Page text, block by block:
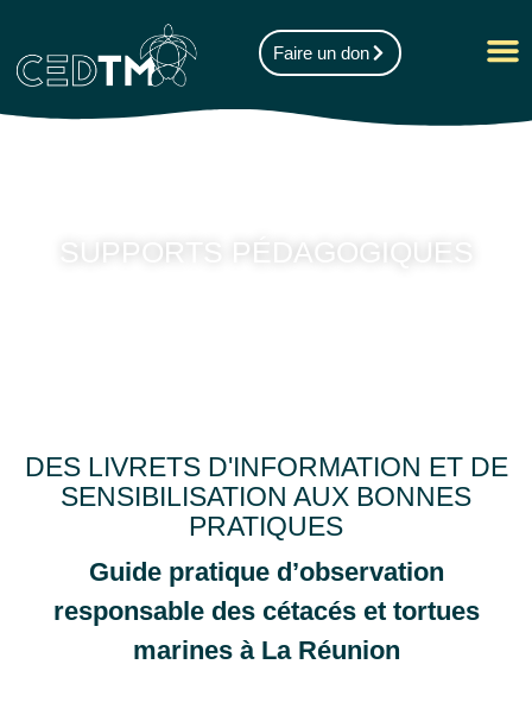
Faire un don
SUPPORTS PÉDAGOGIQUES
DES LIVRETS D'INFORMATION ET DE
SENSIBILISATION AUX BONNES
PRATIQUES
Guide pratique d’observation
responsable des cétacés et tortues
marines à La Réunion